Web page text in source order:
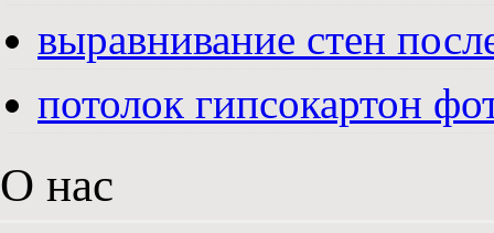
выравнивание стен
потолок гипсокартон
О нас